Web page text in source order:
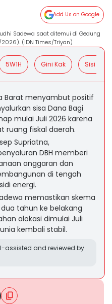
Add Us on Google
Sadewa saat ditemui di Gedung
(IDN Times/Triyan)
5W1H Gini Kak Sisi
Barat menyambut positif
sisa Dana Bagi
mulai Juli 2026 karena
ruang fiskal daerah.
Supriatna,
DBH memberi
anggaran dan
di tengah
energi.
memastikan skema
tahun ke belakang
alokasi dimulai Juli
kembali stabil.
assisted and reviewed by